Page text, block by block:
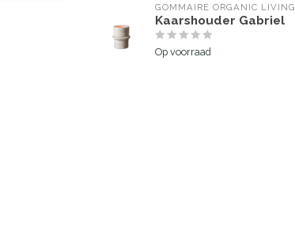
GOMMAIRE ORGANIC LIVING
Kaarshouder Gabriel
Op voorraad